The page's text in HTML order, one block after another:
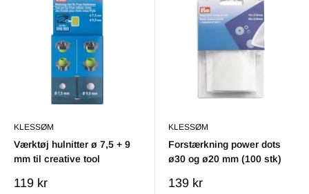
KLESSØM
Værktøj hulnitter ø 7,5 + 9
mm til creative tool
Salgs
119 kr
KLESSØM
Forstærkning power dots
ø30 og ø20 mm (100 stk)
Salgs
139 kr